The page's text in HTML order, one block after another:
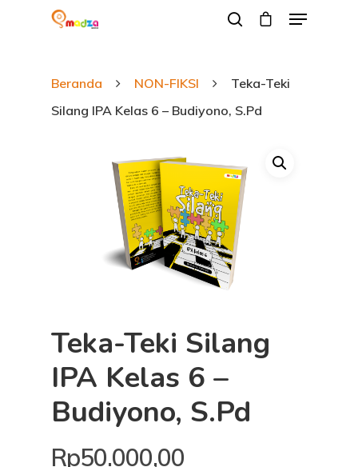
Beranda NON-FIKSI
Teka-Teki
Silang IPA Kelas 6 – Budiyono, S.Pd
Teka-Teki Silang
IPA Kelas 6 –
Budiyono, S.Pd
Rp50.000,00